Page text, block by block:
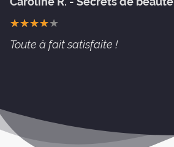
★★★★★
★★★★★
Toute à fait satisfaite !